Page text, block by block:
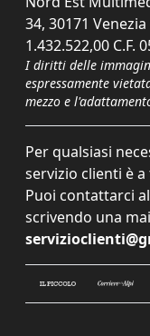
34, 30171 Venezia
1.432.522,00 C.F.
I diritti delle
espressamente
mezzo e
Per qualsiasi
servizio clienti è
Puoi contattarci
scrivendo una